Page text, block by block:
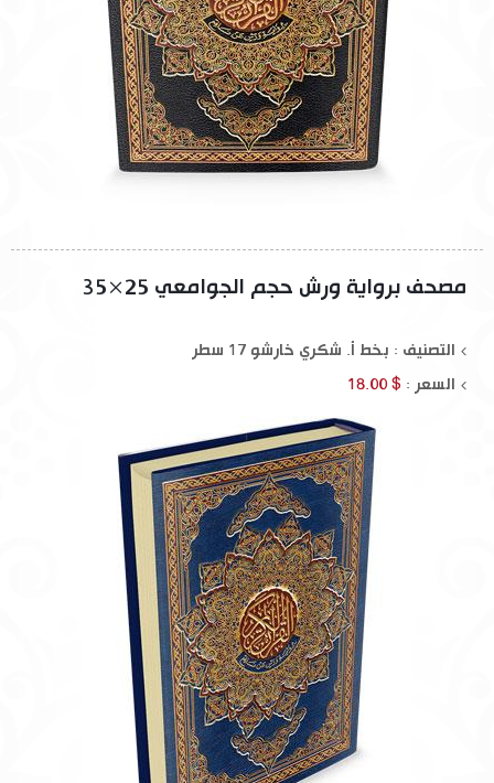
مصحف برواية ورش حجم الجوامعي 25×35
التصنيف : بخط أ. شكري خارشو 17 سطر
السعر : $ 18.00